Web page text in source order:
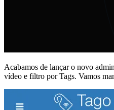
Acabamos de lançar o novo
vídeo e filtro por Tags. Vamos